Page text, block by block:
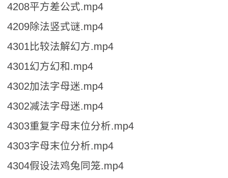
4208平方差公式.mp4
4209除法竖式谜.mp4
4301比较法解幻方.mp4
4301幻方幻和.mp4
4302加法字母迷.mp4
4302减法字母迷.mp4
4303重复字母末位分析.mp4
4303字母末位分析.mp4
4304假设法鸡兔同笼.mp4